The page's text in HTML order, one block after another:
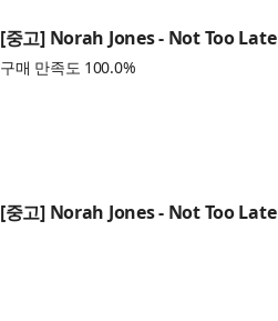
[중고] Norah Jones - Not Too Late
구매 만족도 100.0%
[중고] Norah Jones - Not Too Late